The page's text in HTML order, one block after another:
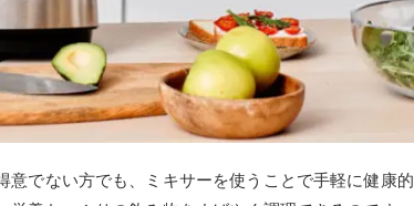
でない方でも、ミキサーを使うことで手軽に健康的